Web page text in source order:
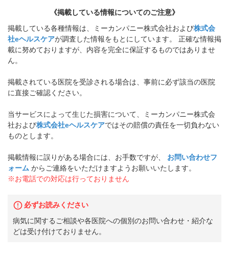
《掲載している情報についてのご注意》
掲載している各種情報は、ミーカンパニー株式会社および株式会
社eヘルスケアが調査した情報をもとにしています。 正確な情報掲
載に努めておりますが、内容を完全に保証するものではありませ
ん。
掲載されている医院を受診される場合は、事前に必ず該当の医院
に直接ご確認ください。
当サービスによって生じた損害について、ミーカンパニー株式会
社および株式会社eヘルスケアではその賠償の責任を一切負わない
ものとします。
掲載情報に誤りがある場合には、お手数ですが、
お問い合わせフ
ォーム からご連絡をいただけますようお願いいたします。
※お電話での対応は行っておりません
必ずお読みください
病気に関するご相談や各医院への個別のお問い合わせ・紹介な
どは受け付けておりません。